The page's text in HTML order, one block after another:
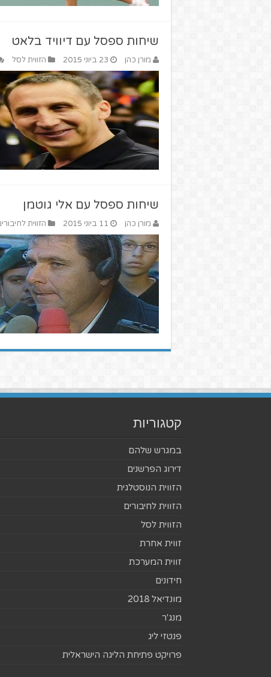
שיחות ספסל עם דיוויד בלאט
מורן כהן 23 ביוני 2015 הזווית לסל
שיחות ספסל עם אלי גוטמן
מורן כהן 11 ביוני 2015 הזווית
קטגוריות
במגרש שלהם
דירוג הפרשנים
הזווית הנוסטלגית
הזווית לחיבורים
הזווית לסל
זווית אחרת
זווית המערכת
חידונים
מונדיאל 2018
מנג'ר
פנטזי ליג
פרויקט פתיחת הליגה הישראלית